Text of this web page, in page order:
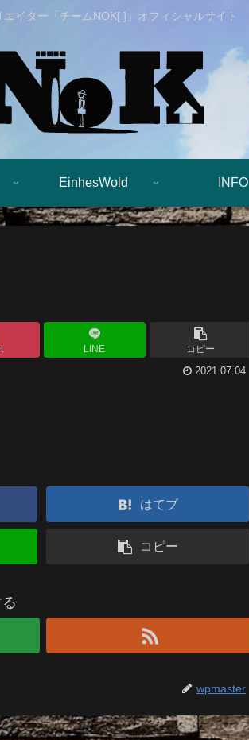
エイター「チームNOK[ ]」オフィシャルサイト
EinhesWold INFO
LINE コピー
2021.07.04
はてブ
コピー
wpmaster